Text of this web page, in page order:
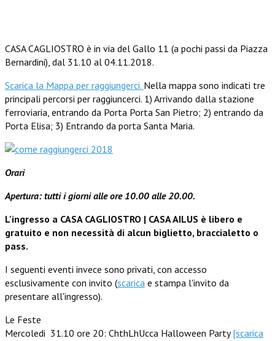
CASA CAGLIOSTRO è in via del Gallo 11 (a pochi passi da Piazza
Bernardini), dal 31.10 al 04.11.2018.
Scarica la Mappa per raggiungerci. Nella mappa sono indicati tre
principali percorsi per raggiuncerci. 1) Arrivando dalla stazione
ferroviaria, entrando da Porta Porta San Pietro; 2) entrando da
Porta Elisa; 3) Entrando da porta Santa Maria.
Orari
Apertura: tutti i giorni alle ore 10.00 alle 20.00.
L'ingresso a CASA CAGLIOSTRO | CASA AILUS è libero e
gratuito e non necessità di alcun biglietto, braccialetto o
pass.
I seguenti eventi invece sono privati, con accesso
esclusivamente con invito (scarica e stampa l'invito da
presentare all'ingresso).
Le Feste
Mercoledi 31.10 ore 20: ChthLhUcca Halloween Party[scarica